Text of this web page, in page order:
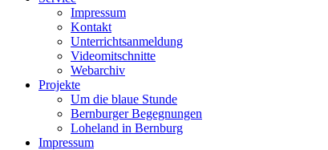
Impressum
Kontakt
Unterrichtsanmeldung
Videomitschnitte
Webarchiv
Projekte
Um die blaue Stunde
Bernburger Begegnungen
Loheland in Bernburg
Impressum